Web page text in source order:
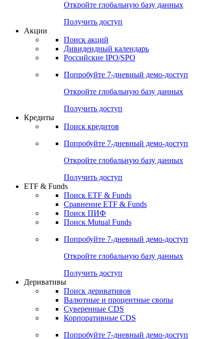
Опросы
Попробуйте7-дневный
Откройте глобальную базу данных
Получить доступ
Поиск акций
Российские IPO/SPO
Попробуйте7-дневный
Откройте глобальную базу данных
Получить доступ
Поиск кредитов
Попробуйте7-дневный
Откройте глобальную базу данных
Получить доступ
ETF & Funds
Сравнение ETF & Funds
Поиск Mutual Funds
Попробуйте7-дневный
Откройте глобальную базу данных
Получить доступ
Деривативы
Валютные и процентные свопы